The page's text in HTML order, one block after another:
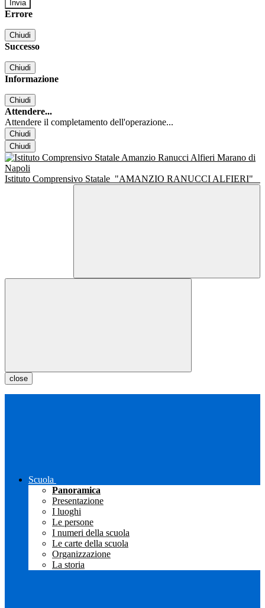
Errore
Chiudi
Successo
Chiudi
Informazione
Chiudi
Attendere...
Attendere il completamento dell'operazione...
Chiudi
Chiudi
Istituto Comprensivo Statale "AMANZIO RANUCCI ALFIERI"
close
Scuola
Panoramica
Presentazione
I luoghi
Le persone
I numeri della scuola
Le carte della scuola
Organizzazione
La storia